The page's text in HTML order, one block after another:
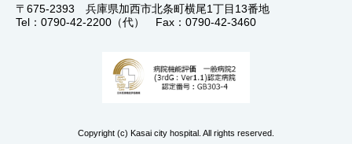
〒675-2393 兵庫県加西市北条町横尾1丁目13番地
Tel：0790-42-2200（代） Fax：0790-42-3460
Copyright (c) Kasai city hospital. All rights reserved.